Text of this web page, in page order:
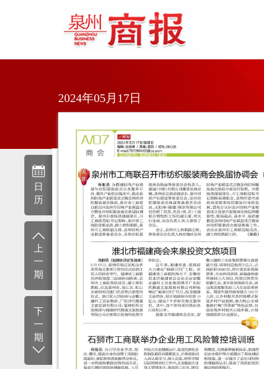
日
历
上
一
期
下
一
期
2024年05月17日